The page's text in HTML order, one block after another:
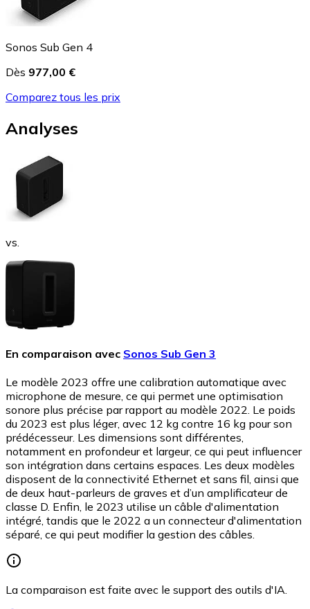
Sonos Sub Gen 4
Dès 977,00 €
Comparez tous les prix
Analyses
vs.
En comparaison avec Sonos Sub Gen 3
Le modèle 2023 offre une calibration automatique avec
microphone de mesure, ce qui permet une optimisation
sonore plus précise par rapport au modèle 2022. Le poids
du 2023 est plus léger, avec 12 kg contre 16 kg pour son
prédécesseur. Les dimensions sont différentes,
notamment en profondeur et largeur, ce qui peut influencer
son intégration dans certains espaces. Les deux modèles
disposent de la connectivité Ethernet et sans fil, ainsi que
de deux haut-parleurs de graves et d’un amplificateur de
classe D. Enfin, le 2023 utilise un câble d'alimentation
intégré, tandis que le 2022 a un connecteur d'alimentation
séparé, ce qui peut modifier la gestion des câbles.
La comparaison est faite avec le support des outils d'IA.